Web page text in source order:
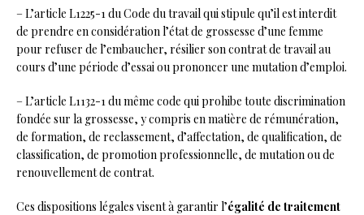
– L’article L1225-1 du Code du travail qui stipule qu’il est interdit
de prendre en considération l’état de grossesse d’une femme
pour refuser de l’embaucher, résilier son contrat de travail au
cours d’une période d’essai ou prononcer une mutation d’emploi.
– L’article L1132-1 du même code qui prohibe toute discrimination
fondée sur la grossesse, y compris en matière de rémunération,
de formation, de reclassement, d’affectation, de qualification, de
classification, de promotion professionnelle, de mutation ou de
renouvellement de contrat.
Ces dispositions légales visent à garantir l’égalité de traitement